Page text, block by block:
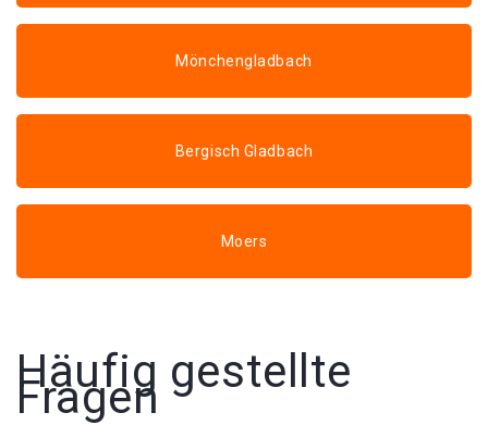
Mönchengladbach
Bergisch Gladbach
Moers
Häufig gestellte
Fragen